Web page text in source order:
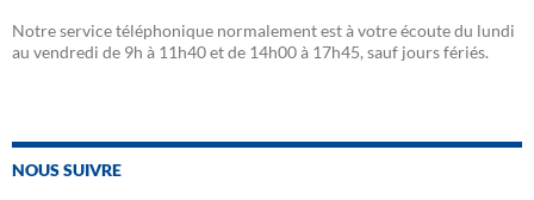
Notre service téléphonique normalement est à votre écoute du lundi
au vendredi de 9h à 11h40 et de 14h00 à 17h45, sauf jours fériés.
NOUS SUIVRE